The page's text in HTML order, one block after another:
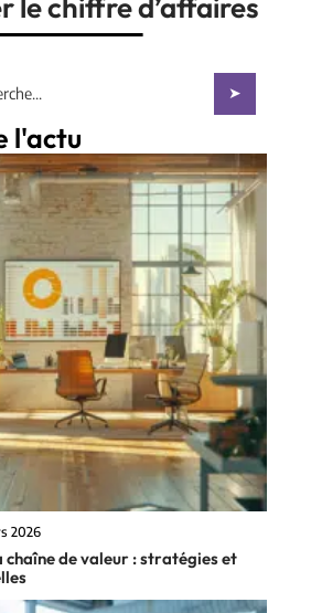
l'actu
2026
de valeur : stratégies et